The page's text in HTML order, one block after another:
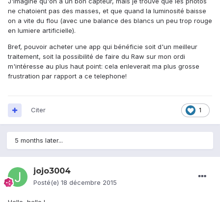
ne chatoient pas des masses, et que quand la luminosité baisse
on a vite du flou (avec une balance des blancs un peu trop rouge
en lumiere artificielle).
Bref, pouvoir acheter une app qui bénéficie soit d'un meilleur
traitement, soit la possibilité de faire du Raw sur mon ordi
m'intéresse au plus haut point: cela enleverait ma plus grosse
frustration par rapport a ce telephone!
1
Citer
5 months later...
jojo3004
Posté(e) 18 décembre 2015